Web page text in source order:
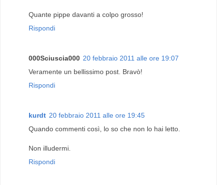
Quante pippe davanti a colpo grosso!
Rispondi
000Sciuscia000 20 febbraio 2011 alle ore 19:07
Veramente un bellissimo post. Bravò!
Rispondi
kurdt 20 febbraio 2011 alle ore 19:45
Quando commenti così, lo so che non lo hai letto.
Non illudermi.
Rispondi